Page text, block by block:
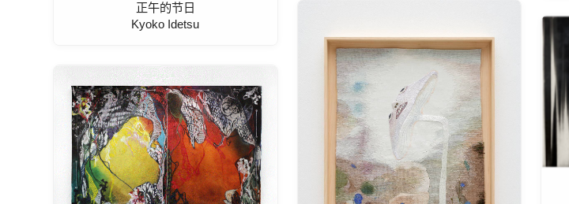
正午的节日
Kyoko Idetsu